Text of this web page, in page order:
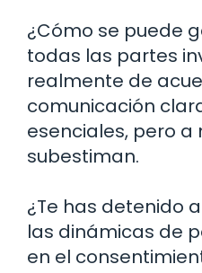
¿Cómo se puede
todas las partes
realmente de
comunicación
esenciales, pero a
subestiman.
¿Te has detenido
las dinámicas de
en el